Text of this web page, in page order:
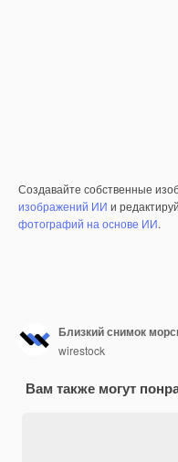
Создавайте собственные
изображений ИИ и
фотографий на основе ИИ.
Близкий снимок
wirestock
Вам также могут